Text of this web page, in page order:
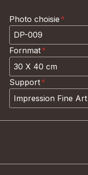
Photo choisie *
Fornmat*
Support*